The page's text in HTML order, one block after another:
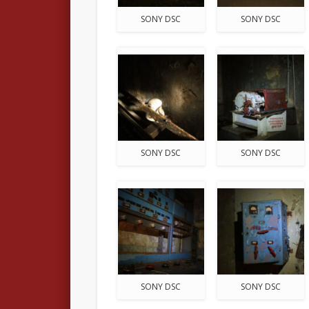
SONY DSC SONY DSC
SONY DSC SONY DSC
SONY DSC SONY DSC